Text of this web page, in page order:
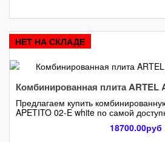
НЕТ НА СКЛАДЕ
Комбинированная плита ARTEL
Предлагаем купить
APETITO 02-E white по самой
18700.00руб